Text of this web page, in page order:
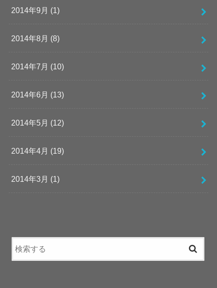
2014年9月 (1)
2014年8月 (8)
2014年7月 (10)
2014年6月 (13)
2014年5月 (12)
2014年4月 (19)
2014年3月 (1)